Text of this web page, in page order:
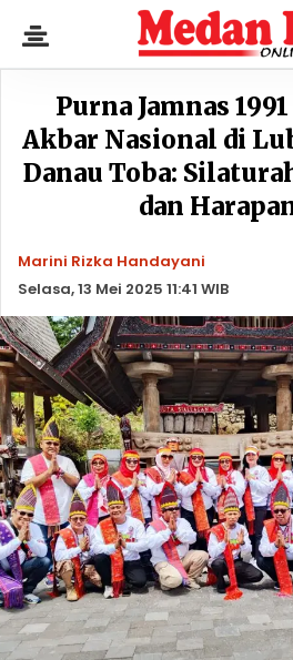
Purna Jamnas
Akbar Nasional di
Danau Toba:
dan
Marini Rizka Handayani
Selasa, 13 Mei 2025 11:41 WIB